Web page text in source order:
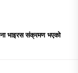
भाइरस संक्रमण भएको